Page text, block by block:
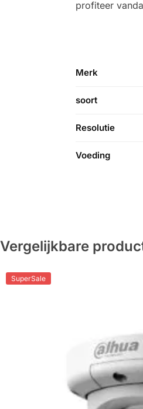
profiteer
Merk
soort
Resolutie
Voeding
Vergelijkbare
SuperSale